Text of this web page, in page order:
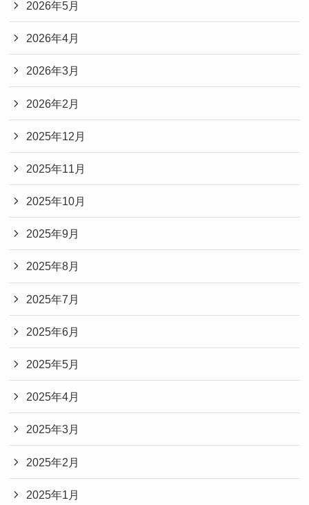
2026年5月
2026年4月
2026年3月
2026年2月
2025年12月
2025年11月
2025年10月
2025年9月
2025年8月
2025年7月
2025年6月
2025年5月
2025年4月
2025年3月
2025年2月
2025年1月